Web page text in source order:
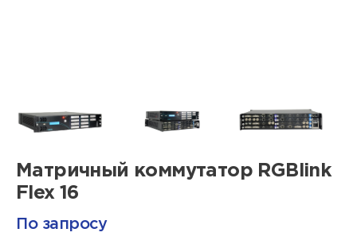
Матричный коммутатор RGBlink
Flex 16
По запросу